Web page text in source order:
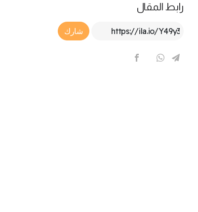
رابط المقال
Article Link
شارك